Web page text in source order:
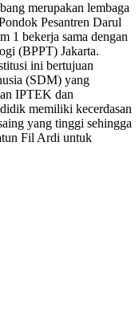
merupakan lembaga
Pesantren Darul
1 bekerja sama dengan
(BPPT) Jakarta.
ini bertujuan
(SDM) yang
IPTEK dan
memiliki kecerdasan
yang tinggi sehingga
Fil Ardi untuk